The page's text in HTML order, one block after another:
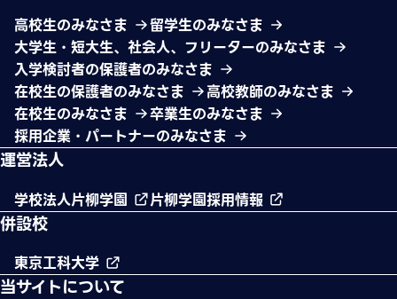
高校生のみなさま
留学生のみなさま
大学生・短大生、社会人、フリーターのみなさま
入学検討者の保護者のみなさま
在校生の保護者のみなさま
高校教師のみなさま
在校生のみなさま
卒業生のみなさま
採用企業・パートナーのみなさま
運営法人
学校法人片柳学園 片柳学園採用情報
併設校
東京工科大学
当サイトについて